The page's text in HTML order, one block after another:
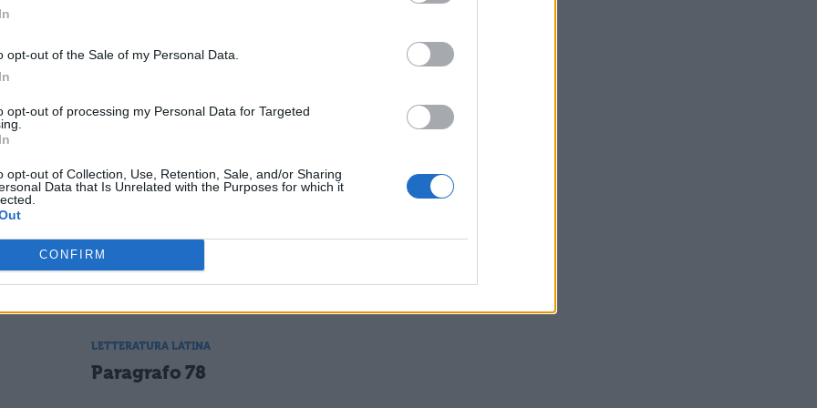
opt-out of the Sale of my Personal Data.
opt-out of processing my Personal Data for Targeted
opt-out of Collection, Use, Retention, Sale, and/or Sharing
Data that Is Unrelated with the Purposes for which it
CONFIRM
e la diligenza.
LETTERATURA LATINA
Pro Caelio, Paragrafo 13
LETTERATURA LATINA
Pro Caelio, Paragrafo 45
LETTERATURA LATINA
Paragrafo 78